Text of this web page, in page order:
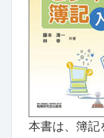
本書は、簿記